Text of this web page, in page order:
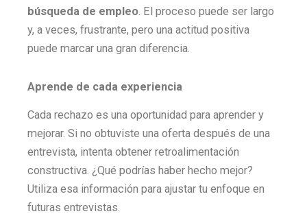
búsqueda de empleo . El proceso puede ser largo
y, a veces, frustrante, pero una actitud positiva
puede marcar una gran diferencia.
Aprende de cada experiencia
Cada rechazo es una oportunidad para aprender y
mejorar. Si no obtuviste una oferta después de una
entrevista, intenta obtener retroalimentación
constructiva. ¿Qué podrías haber hecho mejor?
Utiliza esa información para ajustar tu enfoque en
futuras entrevistas.